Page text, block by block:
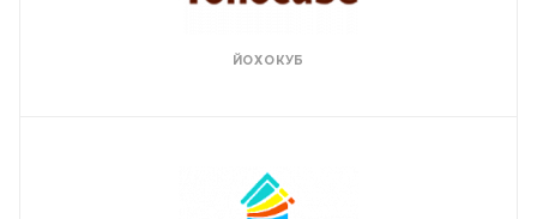
ЙОХОКУБ